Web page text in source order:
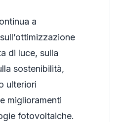
a
di luce, sulla
sostenibilità,
ulteriori
miglioramenti
fotovoltaiche.